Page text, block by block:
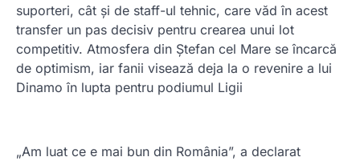
suporteri, cât și de staff-ul tehnic, care văd în acest
transfer un pas decisiv pentru crearea unui lot
competitiv. Atmosfera din Ștefan cel Mare se încarcă
de optimism, iar fanii visează deja la o revenire a lui
Dinamo în lupta pentru podiumul Ligii
„Am luat ce e mai bun din România”, a declarat